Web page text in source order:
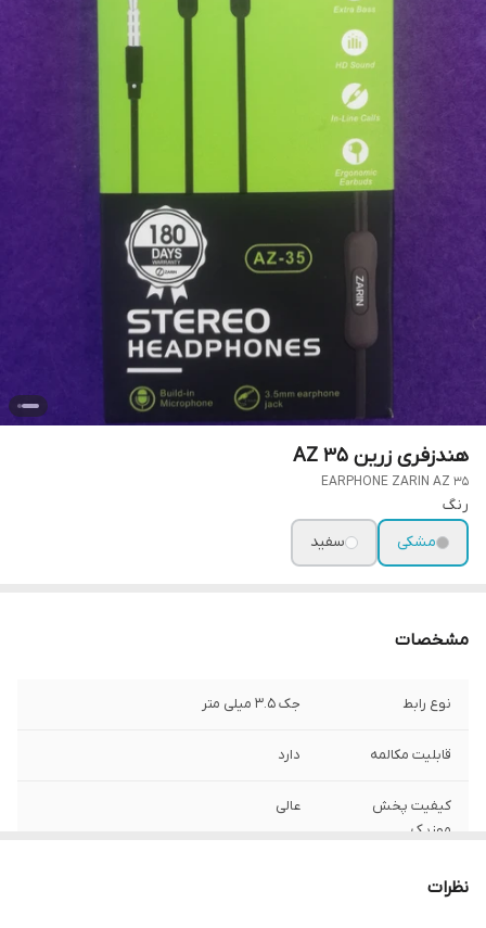
هندزفری زرین AZ 35
EARPHONE ZARIN AZ 35
رنگ
مشکی
سفید
مشخصات
نوع رابط جک 3.5 میلی متر
قابلیت مکالمه دارد
کیفیت پخش
موزیک
عالی
کیفیت مکالمهنظرات